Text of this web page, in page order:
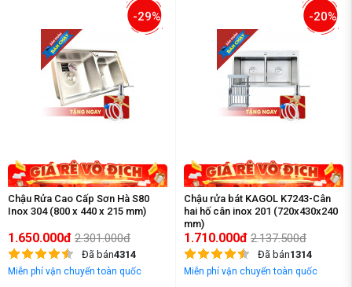
-29%
Chậu Rửa Cao Cấp Sơn Hà S80
Inox 304 (800 x 440 x 215 mm)
1.650.000đ 2.301.000đ
Đã bán4314
Miễn phí vận chuyển toàn quốc
-20%
Chậu rửa bát KAGOL K7243-Cân
hai hố cân inox 201 (720x430x240
mm)
1.710.000đ 2.137.500đ
Đã bán1314
Miễn phí vận chuyển toàn quốc